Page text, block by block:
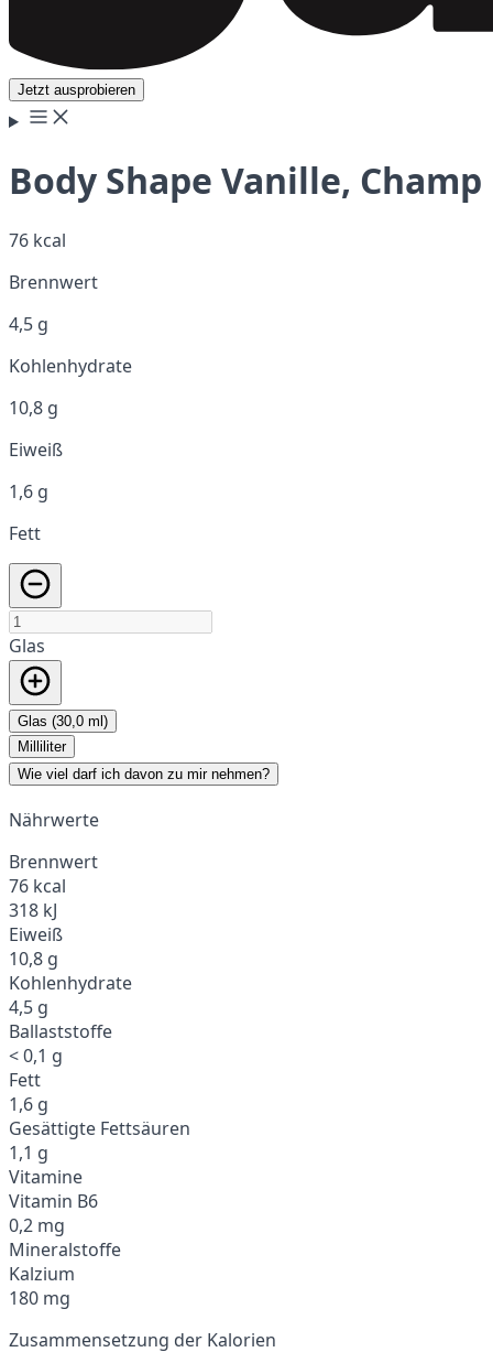
Jetzt ausprobieren
Body Shape Vanille, Champ
76 kcal
Brennwert
4,5 g
Kohlenhydrate
10,8 g
Eiweiß
1,6 g
Fett
Glas
Glas (30,0 ml)
Milliliter
Wie viel darf ich davon zu mir nehmen?
Nährwerte
Brennwert
76 kcal
318 kJ
Eiweiß
10,8 g
Kohlenhydrate
4,5 g
Ballaststoffe
< 0,1 g
Fett
1,6 g
Gesättigte Fettsäuren
1,1 g
Vitamine
Vitamin B6
0,2 mg
Mineralstoffe
Kalzium
180 mg
Zusammensetzung der Kalorien